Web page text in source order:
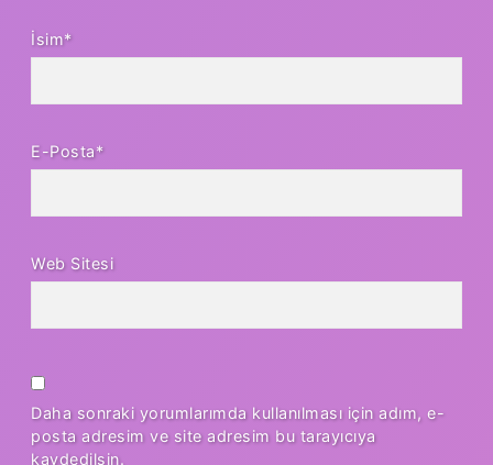
İsim*
E-Posta*
Web Sitesi
Daha sonraki yorumlarımda kullanılması için adım, e-
posta adresim ve site adresim bu tarayıcıya
kaydedilsin.